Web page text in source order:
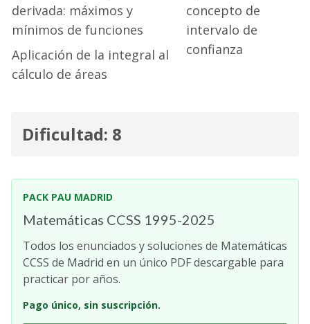
derivada: máximos y
mínimos de funciones
Aplicación de la integral al
cálculo de áreas
concepto de
intervalo de
confianza
Dificultad: 8
PACK PAU MADRID
Matemáticas CCSS 1995-2025
Todos los enunciados y soluciones de Matemáticas
CCSS de Madrid en un único PDF descargable para
practicar por años.
Pago único, sin suscripción.